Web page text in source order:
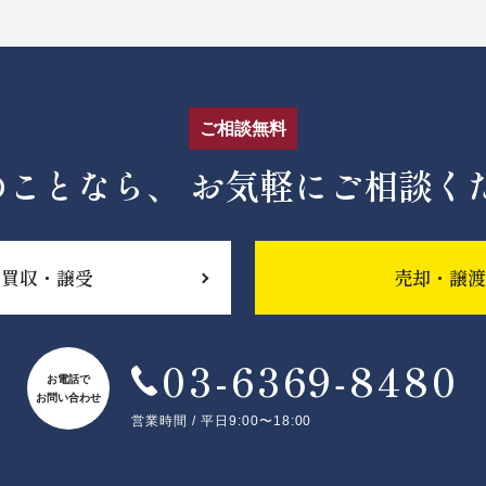
ご相談無料
となら、 お気軽にご相談く
買収・譲受 売却・譲渡
お電話で
お問い合わせ
03-6369‐8480
営業時間 / 平日9:00〜18:00